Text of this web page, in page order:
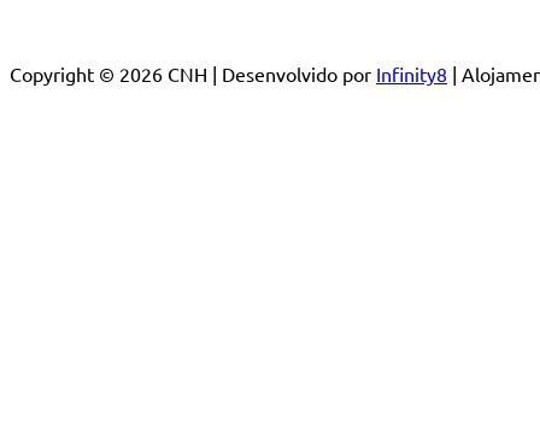
Copyright © 2026 CNH | Desenvolvido por Infinity8 |